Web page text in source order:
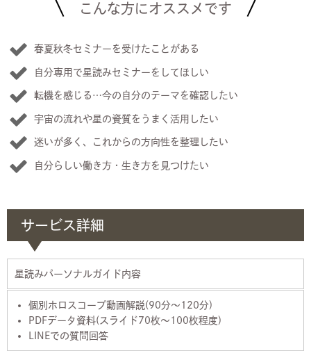
こんな方にオススメです
春夏秋冬セミナーを受けたことがある
自分専用で星読みセミナーをしてほしい
転機を感じる…今の自分のテーマを確認したい
宇宙の流れや星の資質をうまく活用したい
迷いが多く、これからの方向性を整理したい
自分らしい働き方・生き方を見つけたい
サービス詳細
星読みパーソナルガイド内容
個別ホロスコープ動画解説(90分～120分)
PDFデータ資料(スライド70枚～100枚程度)
LINEでの質問回答